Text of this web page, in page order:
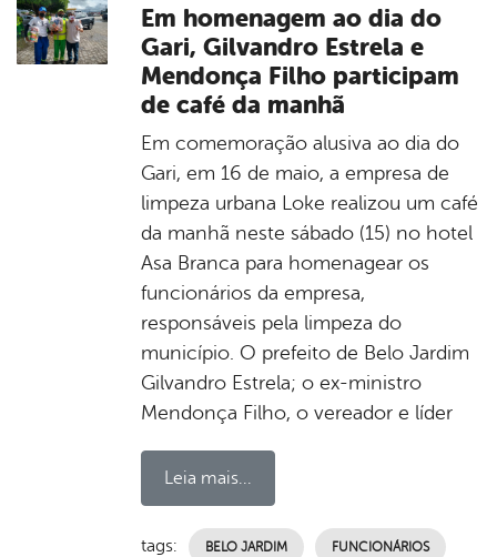
Em homenagem ao dia do
Gari, Gilvandro Estrela e
Mendonça Filho participam
de café da manhã
Em comemoração alusiva ao dia do
Gari, em 16 de maio, a empresa de
limpeza urbana Loke realizou um café
da manhã neste sábado (15) no hotel
Asa Branca para homenagear os
funcionários da empresa,
responsáveis pela limpeza do
município. O prefeito de Belo Jardim
Gilvandro Estrela; o ex-ministro
Mendonça Filho, o vereador e líder
Leia mais...
tags: BELO JARDIM FUNCIONÁRIOS